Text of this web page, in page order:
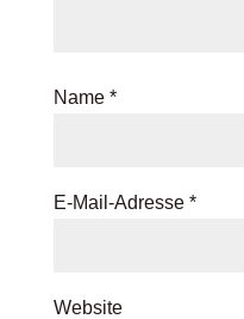
Name *
E-Mail-Adresse *
Website